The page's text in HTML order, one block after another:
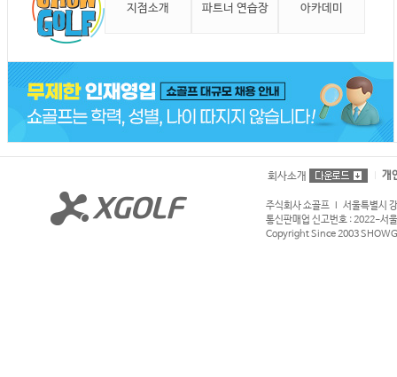
지점소개 파트너 연습장 아카데미
회사소개 개
주식회사 쇼골프 l 서울특별시
통신판매업 신고번호 : 2022-
Copyright Since 2003